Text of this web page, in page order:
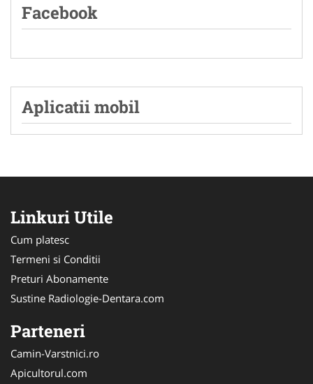
Facebook
Aplicatii mobil
Linkuri Utile
Cum platesc
Termeni si Conditii
Preturi Abonamente
Sustine Radiologie-Dentara.com
Parteneri
Camin-Varstnici.ro
Apicultorul.com